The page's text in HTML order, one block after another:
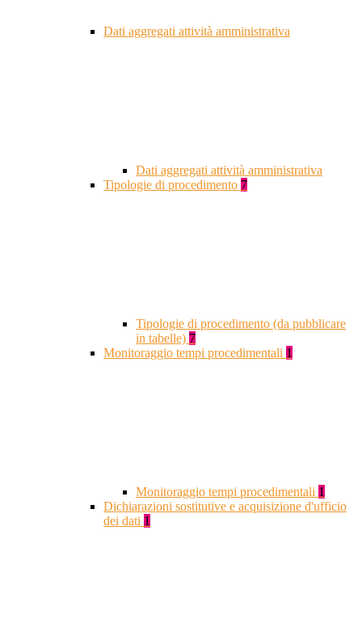
Dati aggregati attività amministrativa
Dati aggregati attività amministrativa
Tipologie di procedimento 7
Tipologie di procedimento (da pubblicare
in tabelle) 7
Monitoraggio tempi procedimentali 1
Monitoraggio tempi procedimentali 1
Dichiarazioni sostitutive e acquisizione d'ufficio
dei dati 1